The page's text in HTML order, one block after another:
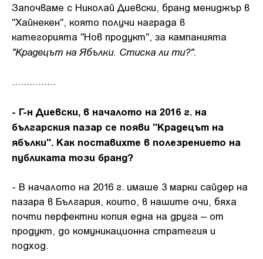
Започваме с Николай Диевски, бранд мениджър в
"Хайнекен", която получи награда в
категорията "Нов продукт", за кампанията
"Крадецът на Ябълки. Стиска ли ти?".
...............
- Г-н Диевски, в началото на 2016 г. на
българския пазар се появи "Крадецът на
ябълки". Как поставихте в полезрението на
публиката този бранд?
- В началото на 2016 г. имаше 3 марки сайдер на
пазара в България, които, в нашите очи, бяха
почти перфектни копия една на друга – от
продукт, до комуникационна стратегия и
подход.